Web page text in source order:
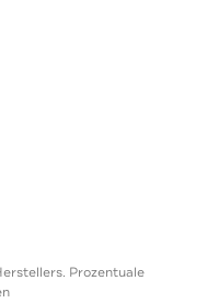
Prozentuale